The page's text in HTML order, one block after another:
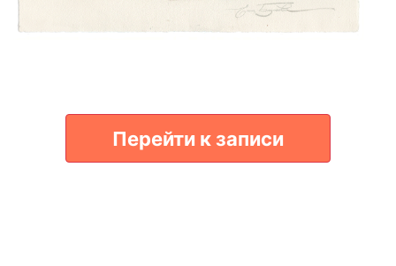
Перейти к записи